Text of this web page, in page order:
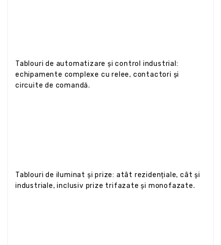
Tablouri de automatizare și control industrial:
echipamente complexe cu relee, contactori și
circuite de comandă.
Tablouri de iluminat și prize: atât rezidențiale, cât și
industriale, inclusiv prize trifazate și monofazate.